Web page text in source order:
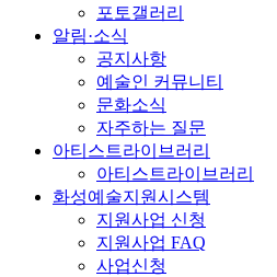
포토갤러리
알림·소식
공지사항
예술인 커뮤니티
문화소식
자주하는 질문
아티스트라이브러리
아티스트라이브러리
화성예술지원시스템
지원사업 신청
지원사업 FAQ
사업신청